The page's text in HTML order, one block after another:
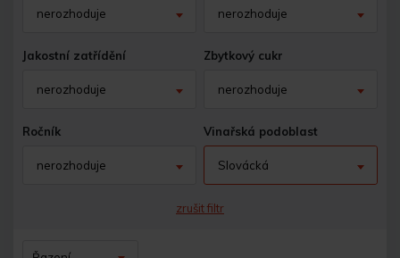
nerozhoduje nerozhoduje
Jakostní zatřídění
nerozhoduje
Zbytkový cukr
nerozhoduje
Ročník
nerozhoduje
Vinařská podoblast
Slovácká
zrušit filtr